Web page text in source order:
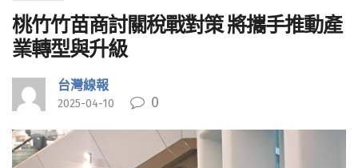
桃竹竹苗商討關稅戰對策 將攜手推動產
業轉型與升級
台灣線報
2025-04-10 0